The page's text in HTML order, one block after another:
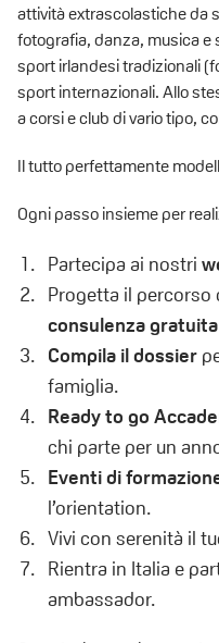
attività extrascolastiche da
fotografia, danza, musica e
sport irlandesi tradizionali
sport internazionali. Allo
a corsi e club di vario tipo,
Il tutto perfettamente
Ogni passo insieme per
Partecipa ai nostri
Progetta il percorso
consulenza
Compila il dossier
famiglia.
Ready to go
chi parte per un
Eventi di
l’orientation.
Vivi con serenità il
Rientra in Italia e
ambassador.